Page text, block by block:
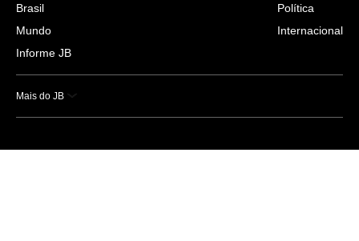
Brasil
Mundo
Informe JB
Política
Internacional
Mais do JB
Esportes